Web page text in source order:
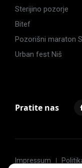
Sterijino pozorje
Bitef
Pozorišni maraton
Urban fest Niš
Pratite nas
Impressum